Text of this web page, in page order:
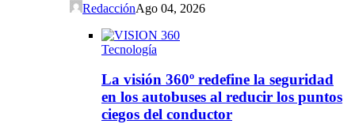
RedacciónAgo 04, 2026
Tecnología
La visión 360º redefine la seguridad
en los autobuses al reducir los puntos
ciegos del conductor